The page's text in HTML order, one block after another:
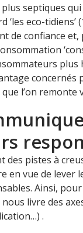
plus septiques
‘les eco-
de confiance
plus
l’on remonte
des pistes à
en vue de lever
Ainsi,
livre des
.